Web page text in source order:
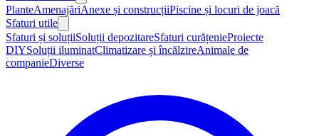
PlanteAmenajăriAnexe și construcțiiPiscine și locuri de joacă
Sfaturi utile
Sfaturi și soluțiiSoluții depozitareSfaturi curățenieProiecte
DIYSoluții iluminatClimatizare și încălzireAnimale de
companieDiverse